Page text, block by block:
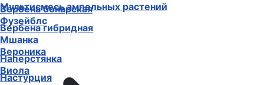
Вербена бонарская
Вербена гибридная
Вероника
Виола
Мультисмесь ампельных растений
Фузейблс
Мшанка
Наперстянка
Настурция